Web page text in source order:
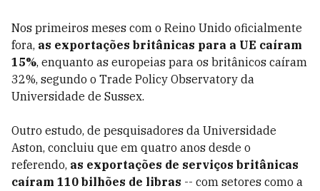
Nos primeiros meses com o Reino Unido oficialmente
fora, as exportações britânicas para a UE caíram
15%, enquanto as europeias para os britânicos caíram
32%, segundo o Trade Policy Observatory da
Universidade de Sussex.
Outro estudo, de pesquisadores da Universidade
Aston, concluiu que em quatro anos desde o
referendo, as exportações de serviços britânicas
caíram 110 bilhões de libras -- com setores como a